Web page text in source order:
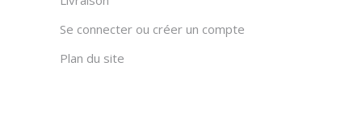
Se connecter ou créer un compte
Plan du site